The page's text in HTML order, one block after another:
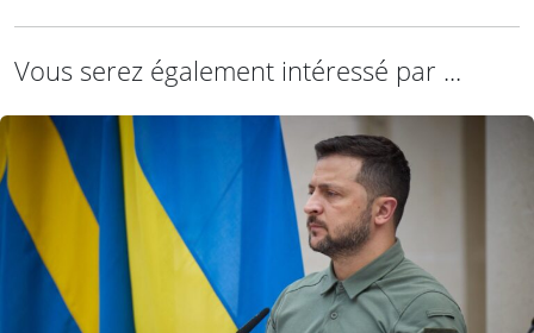
Vous serez également intéressé par ...